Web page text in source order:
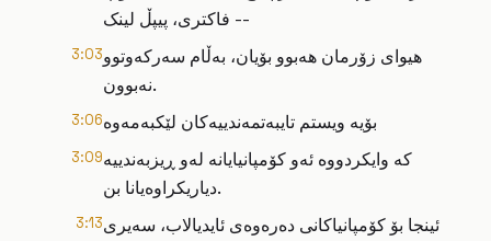
فاکتری، پیپڵ لینک --
3:03هیوای زۆرمان هەبوو بۆیان، بەڵام سەرکەوتوو
نەبوون.
3:06بۆیە ویستم تایبەتمەندییەکان لێکبەمەوە
3:09کە وایکردووە ئەو کۆمپانیایانە لەو ڕیزبەندییە
دیاریکراوەیانا بن.
3:13ئینجا بۆ کۆمپانیاکانی دەرەوەی ئایدیالاب، سەیری